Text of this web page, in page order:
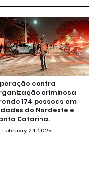
contra
criminosa
174 pessoas em
do Nordeste e
Catarina.
February 24, 2025